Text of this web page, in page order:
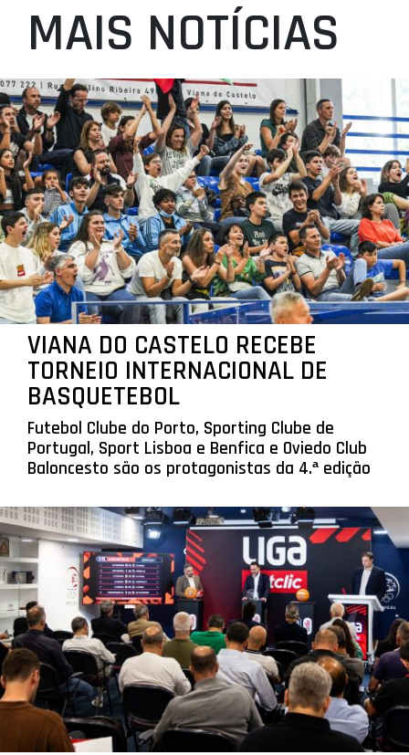
MAIS NOTÍCIAS
VIANA DO CASTELO RECEBE
TORNEIO INTERNACIONAL DE
BASQUETEBOL
Futebol Clube do Porto, Sporting Clube de
Portugal, Sport Lisboa e Benfica e Oviedo Club
Baloncesto são os protagonistas da 4.ª edição